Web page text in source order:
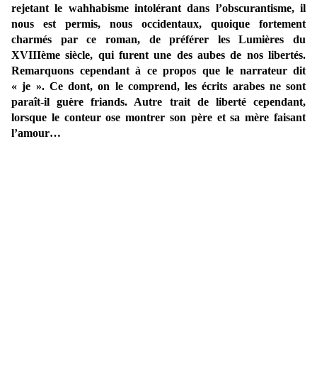
rejetant le wahhabisme intolérant dans l’obscurantisme, il
nous est permis, nous occidentaux, quoique fortement
charmés par ce roman, de préférer les Lumières du
XVIIIème siècle, qui furent une des aubes de nos libertés.
Remarquons cependant à ce propos que le narrateur dit
« je ». Ce dont, on le comprend, les écrits arabes ne sont
paraît-il guère friands. Autre trait de liberté cependant,
lorsque le conteur ose montrer son père et sa mère faisant
l’amour…